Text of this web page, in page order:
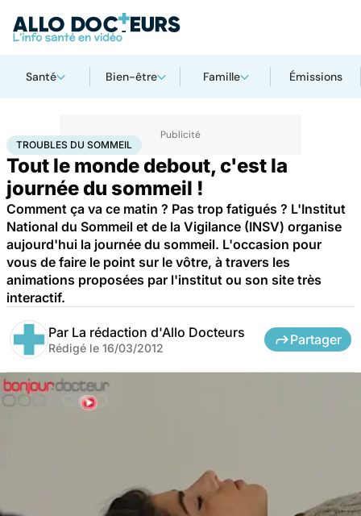
Santé Bien-être Famille Émissions
AccueilSantéTroubles du sommeil
TROUBLES DU SOMMEIL
Tout le monde debout, c'est la
journée du sommeil !
Comment ça va ce matin ? Pas trop fatigués ? L'Institut
National du Sommeil et de la Vigilance (INSV) organise
aujourd'hui la journée du sommeil. L'occasion pour
vous de faire le point sur le vôtre, à travers les
animations proposées par l'institut ou son site très
interactif.
Par La rédaction d'Allo Docteurs
Rédigé le 16/03/2012
Partager